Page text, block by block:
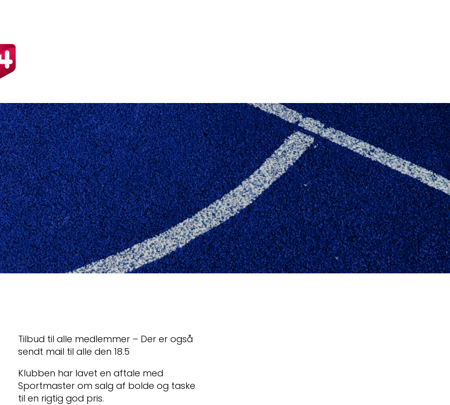
BOLDE TIL ALLE MEDLEMMER
Tilbud til alle medlemmer – Der er også
sendt mail til alle den 18.5
Klubben har lavet en aftale med
Sportmaster om salg af bolde og taske
til en rigtig god pris.